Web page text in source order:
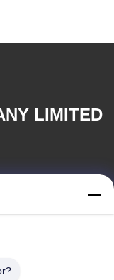
LIMITED